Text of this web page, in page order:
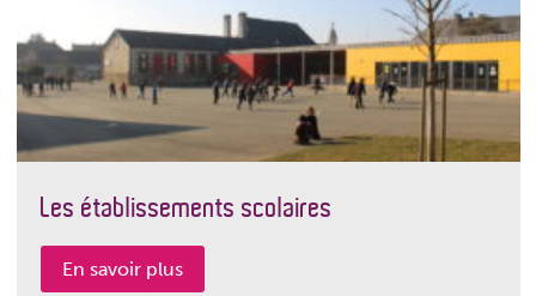
Les établissements scolaires
En savoir plus